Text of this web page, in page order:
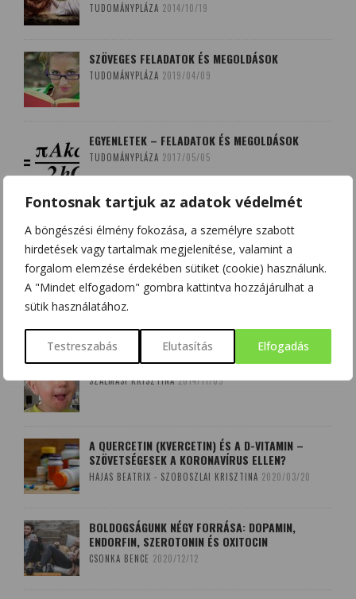
Fontosnak tartjuk az adatok védelmét
A böngészési élmény fokozása, a személyre szabott
hirdetések vagy tartalmak megjelenítése, valamint a
forgalom elemzése érdekében sütiket (cookie) használunk.
A "Mindet elfogadom" gombra kattintva hozzájárulhat a
sütik használatához.
Testreszabás Elutasítás Elfogadás
TUDOMÁNYPLÁZA 2014/10/19
SZÖVEGES FELADATOK ÉS MEGOLDÁSOK
TUDOMÁNYPLÁZA 2019/04/09
EGYENLETEK – FELADATOK ÉS MEGOLDÁSOK
TUDOMÁNYPLÁZA 2017/05/05
LEGOLVASOTTABB
CIKKEINK
KÉZ-LÁB-SZÁJ VÍRUS – AZ ÚJ GYEREKBETEGSÉG
SZALMÁSI KRISZTINA 2014/11/05
A QUERCETIN (KVERCETIN) ÉS A D-VITAMIN –
SZÖVETSÉGESEK A KORONAVÍRUS ELLEN?
HAJAS BEATRIX - SZOBOSZLAI KRISZTINA 2020/03/20
BOLDOGSÁGUNK NÉGY FORRÁSA: DOPAMIN,
ENDORFIN, SZEROTONIN ÉS OXITOCIN
CSONKA BENCE 2020/12/12